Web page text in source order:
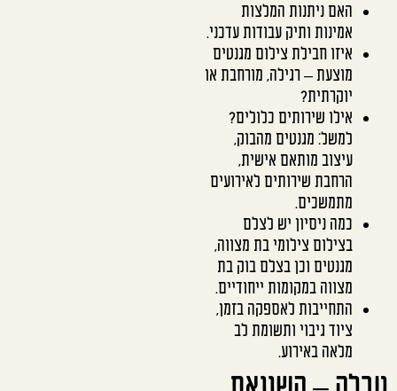
האם ניתנות המלצות
אמינות ותיק עבודות עדכני.
איזו חבילת צילום מגנטים
מוצעת – רגילה, מורחבת או
יוקרתית?
אילו שירותים כלולים?
למשל: מגנטים מהבוק,
עיצוב מותאם אישית,
הרחבת שירותים לאירועים
מתמשכים.
כמה ניסיון יש לצלם
בצילום צילומי בת מצווה,
מגנטים וכן בצלם בוק בת
מצווה במקומות ייחודיים.
התחייבות לאספקה בזמן,
ציוד גיבוי ותשומת לב
מלאה באירוע.